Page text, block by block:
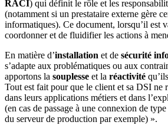
RACI) qui définit le rôle et les
(notamment si un prestataire externe gère
informatiques). Ce document, lorsqu’il est
coordonner et de fluidifier les actions à
En matière d’installation et de sécurité
s’adapte aux problématiques ou aux
apportons la souplesse et la réactivité
Tout est fait pour que le client et sa DSI ne
dans leurs applications métiers et dans
(en cas de passage à une connexion de
du serveur de production par exemple) ».